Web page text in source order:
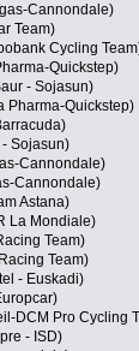
Cannondale)
Team)
Cycling
Quickstep)
- Sojasun)
Pharma-Quickstep)
Sojasun)
Cannondale)
Cannondale)
Astana)
La Mondiale)
Team)
Team)
- Euskadi)
DCM Pro Cycling
- ISD)